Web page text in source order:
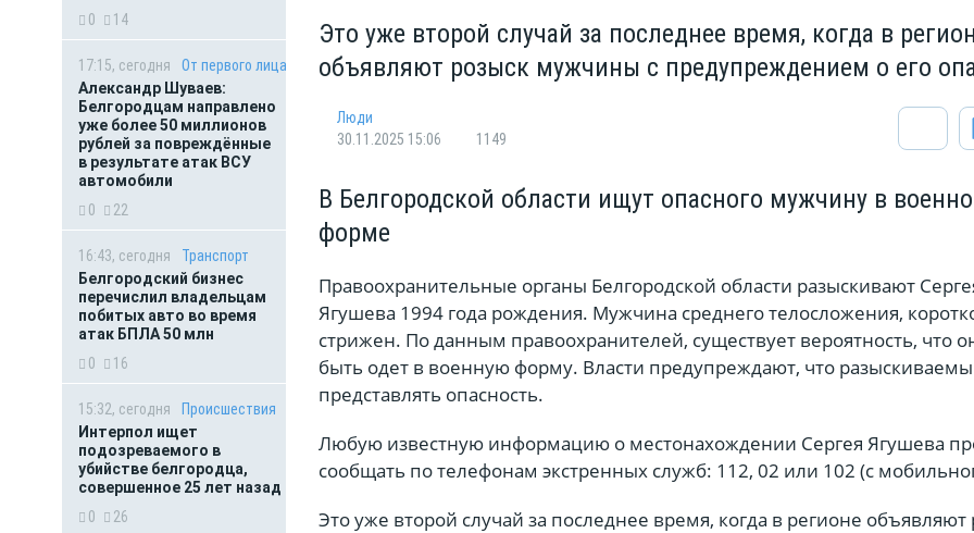
0
14
17:15, сегодня
От первого лица
Александр Шуваев:
Белгородцам направлено
уже более 50 миллионов
рублей за повреждённые
в результате атак ВСУ
автомобили
0
22
16:43, сегодня
Транспорт
Белгородский бизнес
перечислил владельцам
побитых авто во время
атак БПЛА 50 млн
0
16
15:32, сегодня
Происшествия
Интерпол ищет
подозреваемого в
убийстве белгородца,
совершенное 25 лет назад
0
26
Это уже второй случай за последнее время, когда в
объявляют розыск мужчины с предупреждением о его
Люди
30.11.2025 15:06
1149
В Белгородской области ищут опасного мужчину в
форме
Правоохранительные органы Белгородской области разыскивают
Ягушева 1994 года рождения. Мужчина среднего телосложения,
стрижен. По данным правоохранителей, существует вероятность, что
быть одет в военную форму. Власти предупреждают, что
представлять опасность.
Любую известную информацию о местонахождении Сергея Ягушева
сообщать по телефонам экстренных служб: 112, 02 или 102 (с
Это уже второй случай за последнее время, когда в регионе объявляют